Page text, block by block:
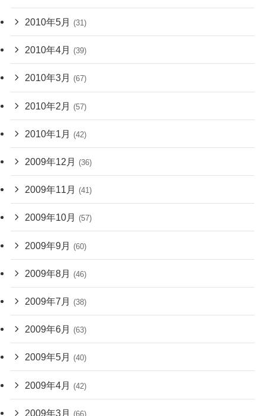
2010年5月 (31)
2010年4月 (39)
2010年3月 (67)
2010年2月 (57)
2010年1月 (42)
2009年12月 (36)
2009年11月 (41)
2009年10月 (57)
2009年9月 (60)
2009年8月 (46)
2009年7月 (38)
2009年6月 (63)
2009年5月 (40)
2009年4月 (42)
2009年3月 (66)